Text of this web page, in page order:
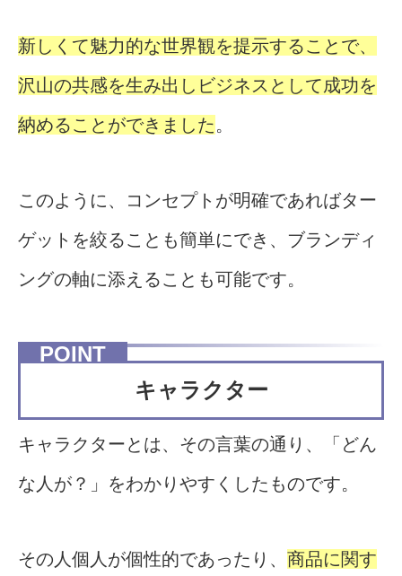
新しくて魅力的な世界観を提示することで、
沢山の共感を生み出しビジネスとして成功を
納めることができました。
このように、コンセプトが明確であればター
ゲットを絞ることも簡単にでき、ブランディ
ングの軸に添えることも可能です。
キャラクター
キャラクターとは、その言葉の通り、「どん
な人が？」をわかりやすくしたものです。
その人個人が個性的であったり、 商品に関す